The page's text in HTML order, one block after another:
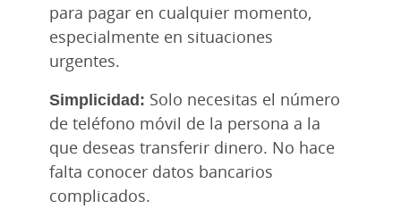
para pagar en cualquier momento,
especialmente en situaciones
urgentes.
Simplicidad: Solo necesitas el número
de teléfono móvil de la persona a la
que deseas transferir dinero. No hace
falta conocer datos bancarios
complicados.